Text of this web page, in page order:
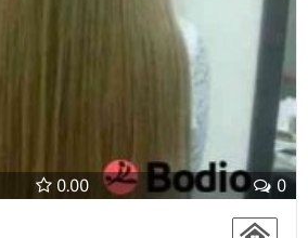
0.00 0